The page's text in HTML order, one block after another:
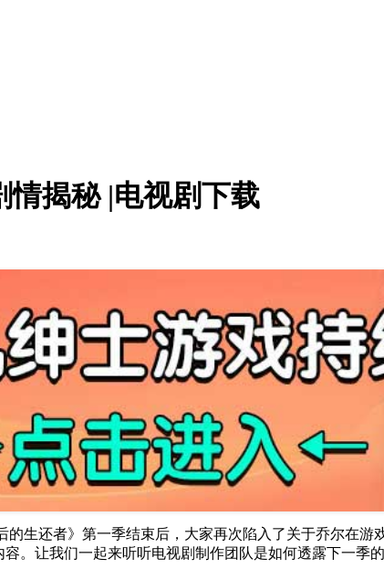
揭秘 |电视剧下载
的生还者》第一季结束后，大家再次陷入了关于乔尔在
。让我们一起来听听电视剧制作团队是如何透露下一季